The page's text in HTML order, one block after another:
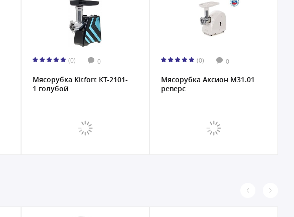
(0) 0
Мясорубка Kitfort КТ-2101-
1 голубой
(0) 0
Мясорубка Аксион M31.01
реверс